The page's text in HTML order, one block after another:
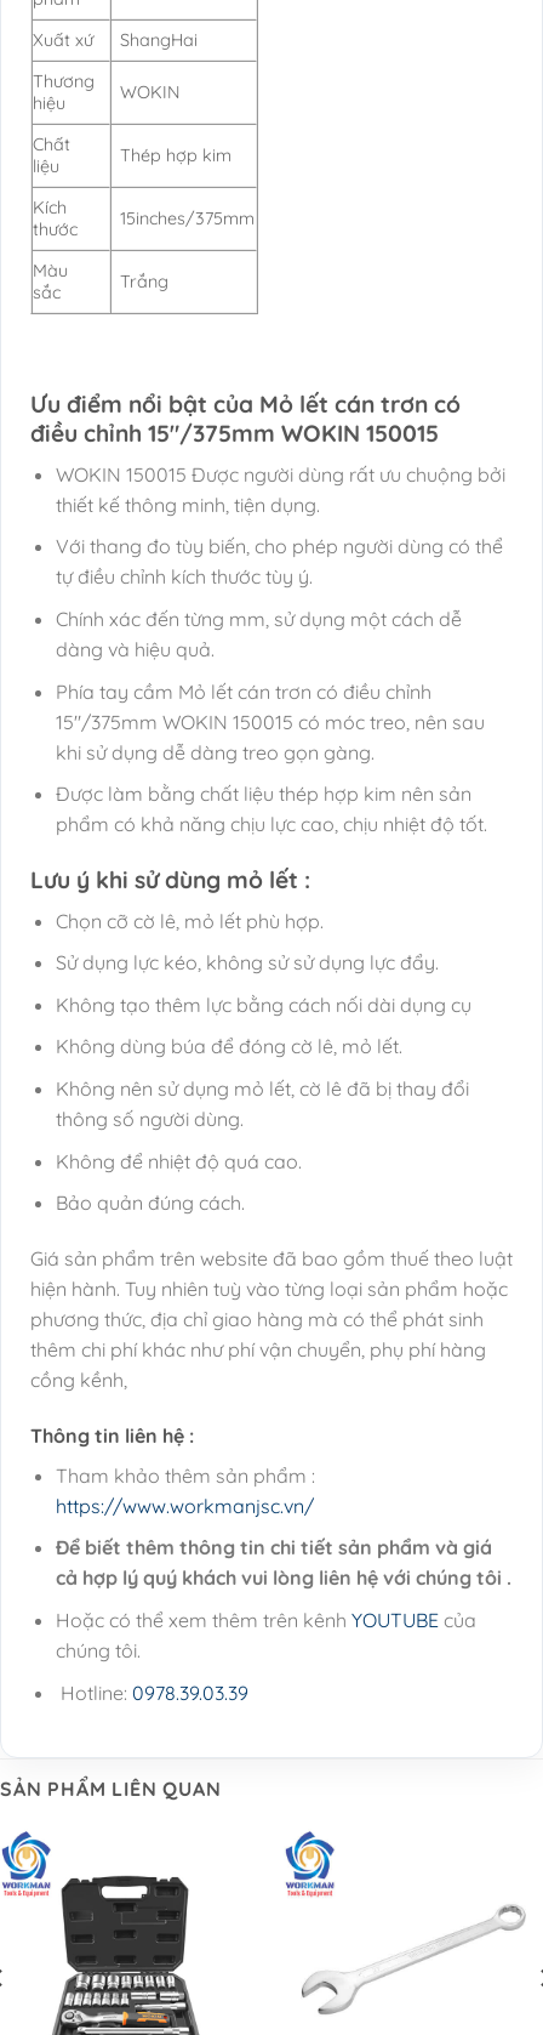
Xuất xứ
ShangHai
Thương
hiệu
WOKIN
Chất
liệu
Thép hợp kim
Kích
thước
15inches/375mm
Màu
sắc
Trắng
Ưu điểm nổi bật của Mỏ lết cán trơn có
điều chỉnh 15″/375mm WOKIN 150015
WOKIN 150015 Được người dùng rất ưu chuộng bởi
thiết kế thông minh, tiện dụng.
Với thang đo tùy biến, cho phép người dùng có thể
tự điều chỉnh kích thước tùy ý.
Chính xác đến từng mm, sử dụng một cách dễ
dàng và hiệu quả.
Phía tay cầm Mỏ lết cán trơn có điều chỉnh
15″/375mm WOKIN 150015 có móc treo, nên sau
khi sử dụng dễ dàng treo gọn gàng.
Được làm bằng chất liệu thép hợp kim nên sản
phẩm có khả năng chịu lực cao, chịu nhiệt độ tốt.
Lưu ý khi sử dùng mỏ lết :
Chọn cỡ cờ lê, mỏ lết phù hợp.
Sử dụng lực kéo, không sử sử dụng lực đẩy.
Không tạo thêm lực bằng cách nối dài dụng cụ
Không dùng búa để đóng cờ lê, mỏ lết.
Không nên sử dụng mỏ lết, cờ lê đã bị thay đổi
thông số người dùng.
Không để nhiệt độ quá cao.
Bảo quản đúng cách.
Giá sản phẩm trên website đã bao gồm thuế theo luật
hiện hành. Tuy nhiên tuỳ vào từng loại sản phẩm hoặc
phương thức, địa chỉ giao hàng mà có thể phát sinh
thêm chi phí khác như phí vận chuyển, phụ phí hàng
cồng kềnh,
Thông tin liên hệ :
Tham khảo thêm sản phẩm :
https://www.workmanjsc.vn/
Để biết thêm thông tin chi tiết sản phẩm và giá
cả hợp lý quý khách vui lòng liên hệ với chúng tôi .
Hoặc có thể xem thêm trên kênh YOUTUBEcủa
chúng tôi.
Hotline: 0978.39.03.39
SẢN PHẨM LIÊN QUAN